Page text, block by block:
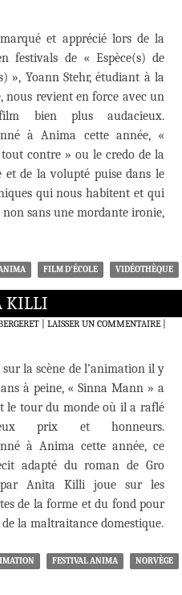
et apprécié lors de la
festivals de « Espèce(s) de
», Yoann Stehr, étudiant à la
nous revient en force avec un
bien plus audacieux.
à Anima cette année, «
tout contre » ou le credo de la
et de la volupté puise dans le
qui nous habitent et qui
sans une mordante ironie,
FILM D'ÉCOLE VIDÉOTHÈQUE
KILLI
LAISSER UN COMMENTAIRE|
la scène de l’animation il y
à peine, « Sinna Mann » a
le tour du monde où il a raflé
prix et honneurs.
à Anima cette année, ce
adapté du roman de Gro
Anita Killi joue sur les
de la forme et du fond pour
la maltraitance domestique.
FESTIVAL ANIMA NORVÈGE